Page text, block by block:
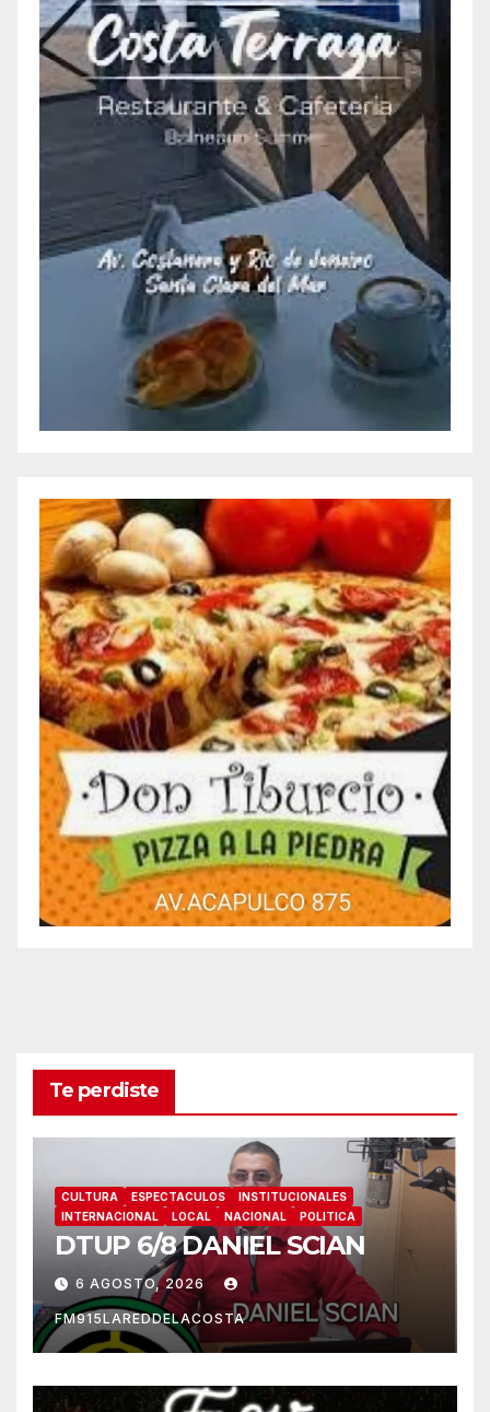
Te perdiste
CULTURA ESPECTACULOS
INSTITUCIONALES
INTERNACIONAL
LOCAL NACIONAL POLITICA
DTUP 6/8 DANIEL SCIAN
6 AGOSTO, 2026
FM915LAREDDELACOSTA